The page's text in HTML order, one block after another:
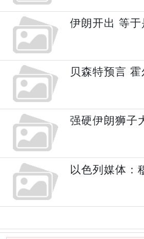
伊朗开出 等
贝森特预言
强硬伊朗狮子
以色列媒体：